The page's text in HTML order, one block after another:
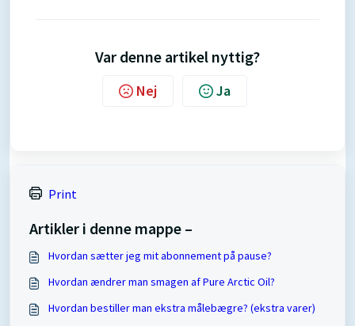
Var denne artikel nyttig?
Nej Ja
Print
Artikler i denne mappe –
Hvordan sætter jeg mit abonnement på pause?
Hvordan ændrer man smagen af Pure Arctic Oil?
Hvordan bestiller man ekstra målebægre? (ekstra varer)